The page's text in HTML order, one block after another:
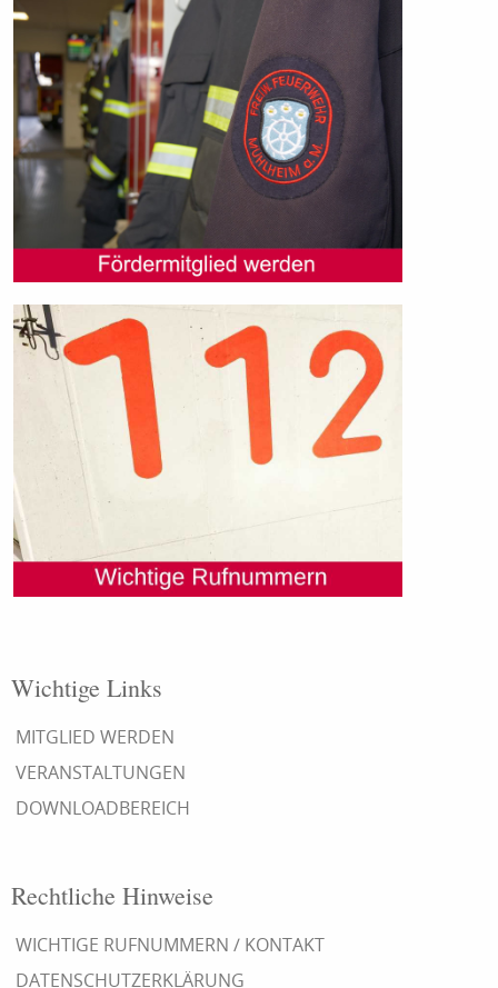
Wichtige Links
MITGLIED WERDEN
VERANSTALTUNGEN
DOWNLOADBEREICH
Rechtliche Hinweise
WICHTIGE RUFNUMMERN / KONTAKT
DATENSCHUTZERKLÄRUNG